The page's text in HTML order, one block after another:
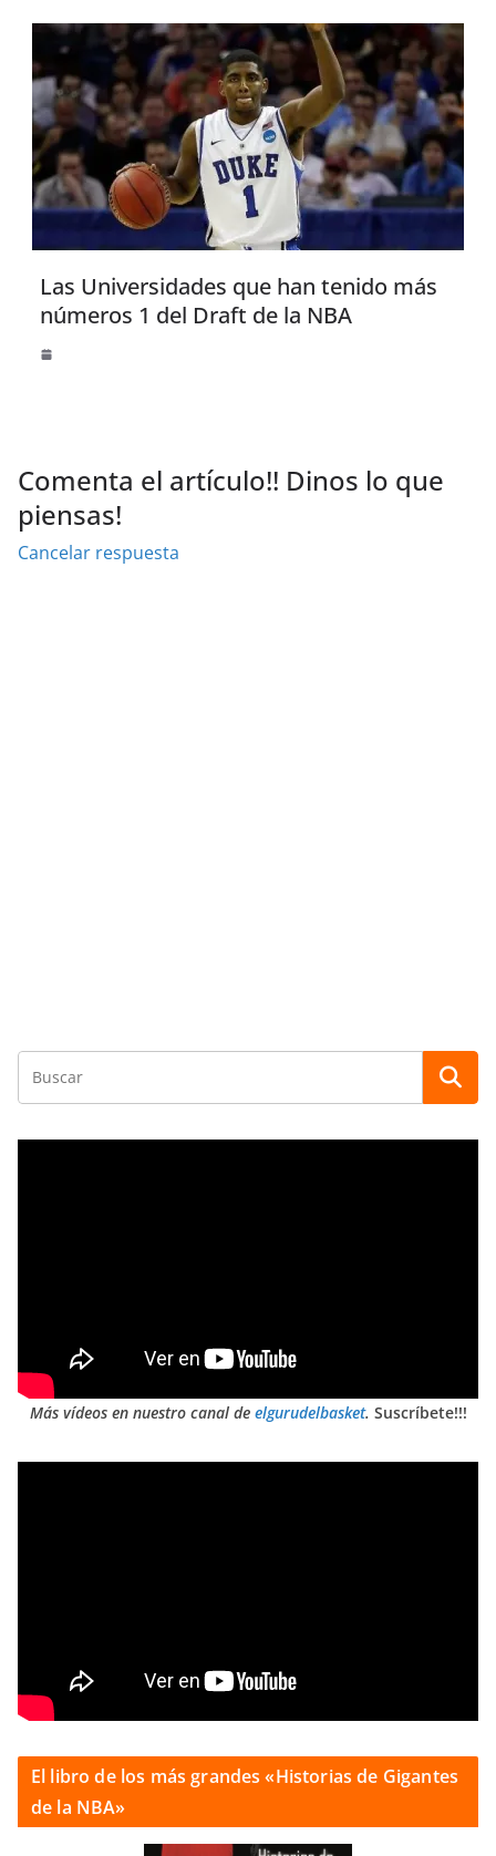
Las Universidades que han tenido más
números 1 del Draft de la NBA
Comenta el artículo!! Dinos lo que
piensas!
Cancelar respuesta
Más vídeos en nuestro canal de elgurudelbasket. Suscríbete!!!
El libro de los más grandes «Historias de Gigantes
de la NBA»